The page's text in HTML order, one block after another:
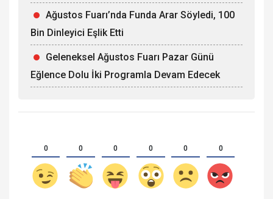
Ağustos Fuarı’nda Funda Arar Söyledi, 100
Bin Dinleyici Eşlik Etti
Geleneksel Ağustos Fuarı Pazar Günü
Eğlence Dolu İki Programla Devam Edecek
0 0 0 0 0 0